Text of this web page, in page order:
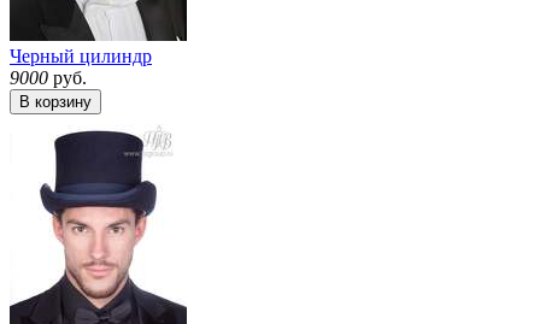
Черный цилиндр
9000 руб.
В корзину